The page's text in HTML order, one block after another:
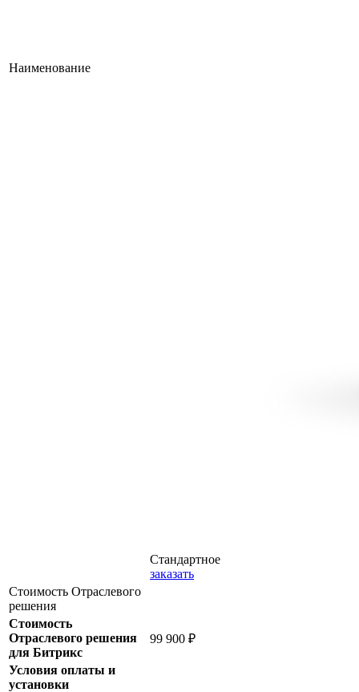
Наименование
Стандартное
заказать
Стоимость Отраслевого
решения
Стоимость
Отраслевого решения
для Битрикс
99 900 ₽
Условия оплаты и
установки